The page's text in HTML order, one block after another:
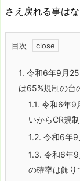
さえ戻れる事は
目次
1. 令和6年9月
は65%規制の台
1.1. 令和6年
いからCR規
1.2. 令和6年
1.3. 令和6年
の確率は飾り